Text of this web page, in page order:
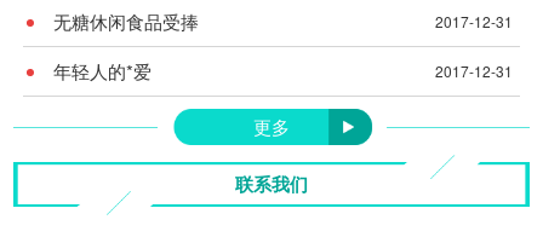
无糖休闲食品受捧 2017-12-31
年轻人的*爱 2017-12-31
更多
联系我们